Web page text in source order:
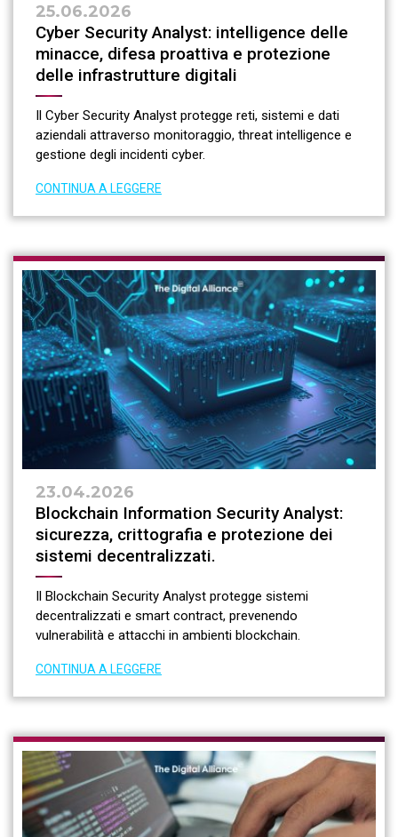
25.06.2026
Cyber Security Analyst: intelligence delle
minacce, difesa proattiva e protezione
delle infrastrutture digitali
Il Cyber Security Analyst protegge reti, sistemi e dati
aziendali attraverso monitoraggio, threat intelligence e
gestione degli incidenti cyber.
CONTINUA A LEGGERE
23.04.2026
Blockchain Information Security Analyst:
sicurezza, crittografia e protezione dei
sistemi decentralizzati.
Il Blockchain Security Analyst protegge sistemi
decentralizzati e smart contract, prevenendo
vulnerabilità e attacchi in ambienti blockchain.
CONTINUA A LEGGERE